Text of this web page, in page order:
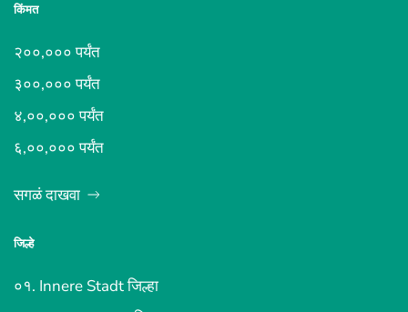
किंमत
२००,००० पर्यंत
३००,००० पर्यंत
४,००,००० पर्यंत
६,००,००० पर्यंत
सगळं दाखवा
जिल्हे
०१. Innere Stadt जिल्हा